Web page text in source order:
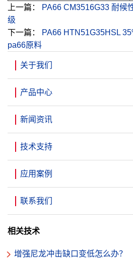
上一篇：
PA66 CM3516G33 耐候
级
下一篇：
PA66 HTN51G35HSL
pa66原料
关于我们
产品中心
新闻资讯
技术支持
应用案例
联系我们
相关技术
增强尼龙冲击缺口变低怎么办？